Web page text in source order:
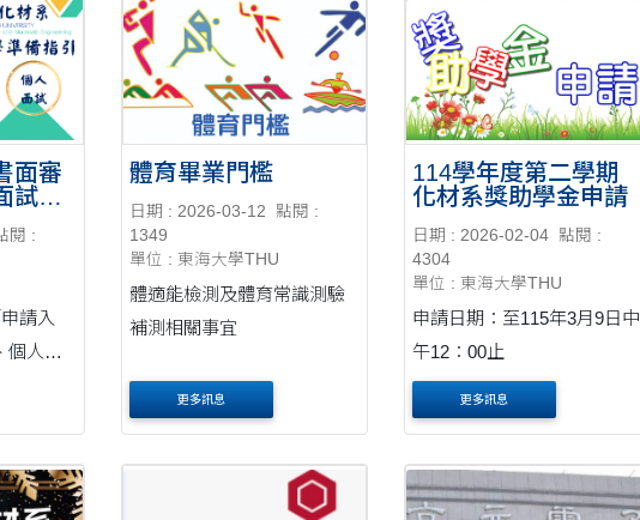
與生活步調。 申請及通行時
間 申請....
面審
試準
閱 :
請入
個人面
體育畢業門檻
日期 : 2026-03-12
點閱 :
1349
單位 : 東海大學THU
體適能檢測及體育常識測驗
補測相關事宜
更多訊息
114學年度第二學期
化材系獎助學金申請
日期 : 2026-02-04 點閱 :
4304
單位 : 東海大學THU
申請日期：至115年3月9日中
午12：00止
更多訊息